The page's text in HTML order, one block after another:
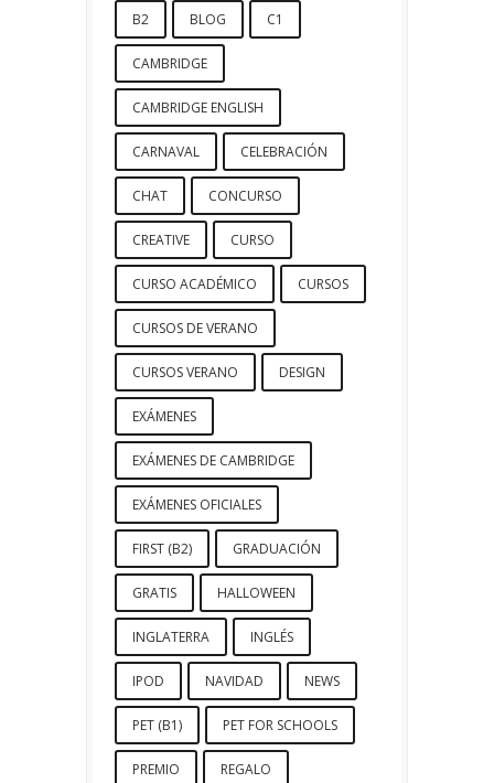
B2 BLOG C1
CAMBRIDGE
CAMBRIDGE ENGLISH
CARNAVAL CELEBRACIÓN
CHAT CONCURSO
CREATIVE CURSO
CURSO ACADÉMICO CURSOS
CURSOS DE VERANO
CURSOS VERANO DESIGN
EXÁMENES
EXÁMENES DE CAMBRIDGE
EXÁMENES OFICIALES
FIRST (B2) GRADUACIÓN
GRATIS HALLOWEEN
INGLATERRA INGLÉS
IPOD NAVIDAD NEWS
PET (B1) PET FOR SCHOOLS
PREMIO REGALO